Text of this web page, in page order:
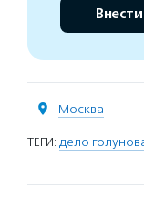
Москва
ТЕГИ: дело